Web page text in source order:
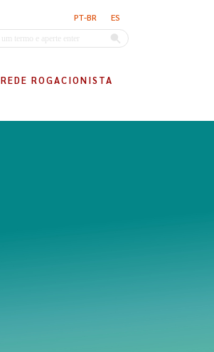
PT-BR ES
REDE ROGACIONISTA